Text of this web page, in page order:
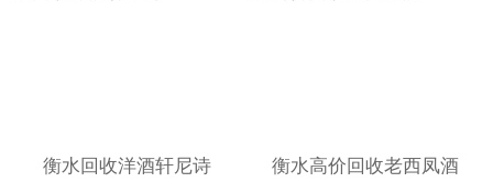
衡水回收洋酒轩尼诗 衡水高价回收老西凤酒